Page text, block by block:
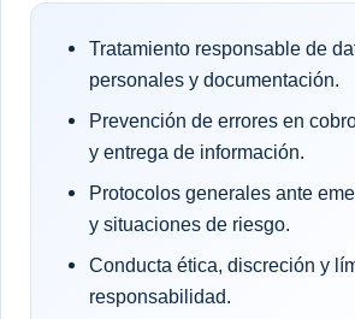
Tratamiento responsable de
personales y documentación.
Prevención de errores en
y entrega de información.
Protocolos generales ante
y situaciones de riesgo.
Conducta ética, discreción y
responsabilidad.